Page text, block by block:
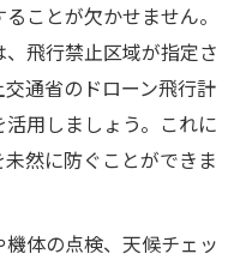
ことが欠かせません。
飛行禁止区域が指定さ
通省のドローン飛行計
用しましょう。これに
然に防ぐことができま
体の点検、天候チェッ